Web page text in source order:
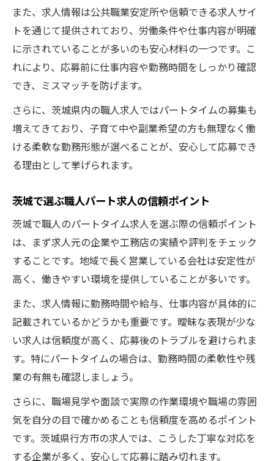
また、求人情報は公共職業安定所や信頼できる求人サイ
トを通じて提供されており、労働条件や仕事内容が明確
に示されていることが多いのも安心材料の一つです。こ
れにより、応募前に仕事内容や勤務時間をしっかり確認
でき、ミスマッチを防げます。
さらに、茨城県内の職人求人ではパートタイムの募集も
増えてきており、子育て中や副業希望の方も無理なく働
ける柔軟な勤務形態が選べることが、安心して応募でき
る理由として挙げられます。
茨城で選ぶ職人パート求人の信頼ポイント
茨城で職人のパートタイム求人を選ぶ際の信頼ポイント
は、まず求人元の企業や工務店の実績や評判をチェック
することです。地域で長く営業している会社は安定性が
高く、働きやすい環境を提供していることが多いです。
また、求人情報に勤務時間や給与、仕事内容が具体的に
記載されているかどうかも重要です。曖昧な表現が少な
い求人は信頼度が高く、応募後のトラブルを避けられま
す。特にパートタイムの場合は、勤務時間の柔軟性や残
業の有無も確認しましょう。
さらに、職場見学や面談で実際の作業環境や職場の雰囲
気を自分の目で確かめることも信頼度を高めるポイント
です。茨城県行方市の求人では、こうした丁寧な対応を
する企業が多く、安心して応募に踏み切れます。